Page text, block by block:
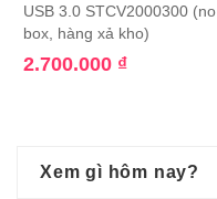
USB 3.0 STCV2000300 (no
box, hàng xả kho)
2.700.000 ₫
Xem gì hôm nay?